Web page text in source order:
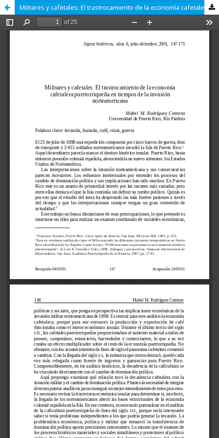
Militares y cafetales: El trastrocamiento de la economía cafetalera puertorriqueña en tiempos de la invasión norteamericana